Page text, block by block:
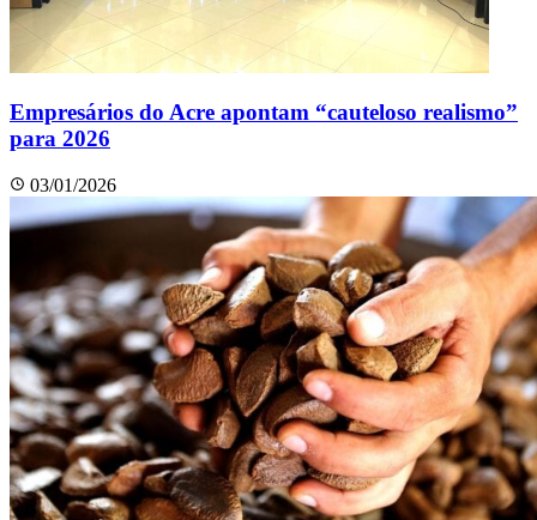
Empresários do Acre apontam “cauteloso realismo”
para 2026
03/01/2026